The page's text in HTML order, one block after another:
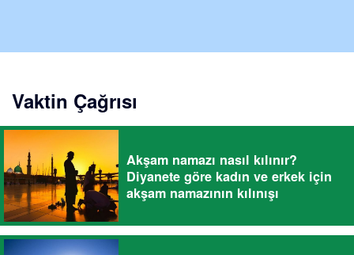
Vaktin Çağrısı
Akşam namazı nasıl kılınır?
Diyanete göre kadın ve erkek için
akşam namazının kılınışı